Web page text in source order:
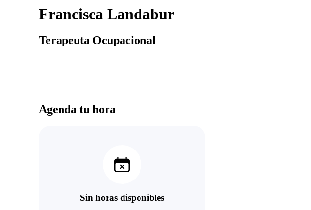
Francisca Landabur
Terapeuta Ocupacional
Agenda tu hora
Sin horas disponibles